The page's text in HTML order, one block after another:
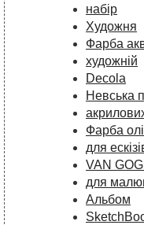
набір
Художня
Фарба
художній
Decola
Невська
Фарба
для
VAN
для
Альбом